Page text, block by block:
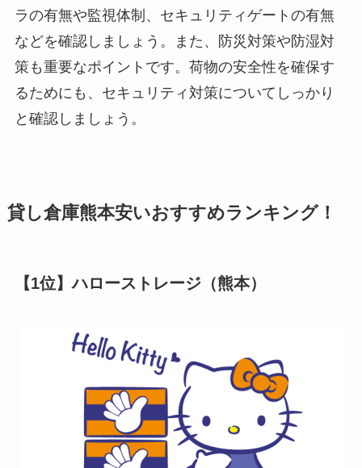
ラの有無や監視体制、セキュリティゲートの有無
などを確認しましょう。また、防災対策や防湿対
策も重要なポイントです。荷物の安全性を確保す
るためにも、セキュリティ対策についてしっかり
と確認しましょう。
貸し倉庫熊本安いおすすめランキング！
【1位】ハローストレージ（熊本）